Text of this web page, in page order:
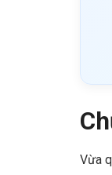
Vừa